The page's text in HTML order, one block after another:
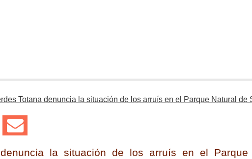
Totana denuncia la situación de los arruís en el Parque Natural de
denuncia la situación de los arruís en el